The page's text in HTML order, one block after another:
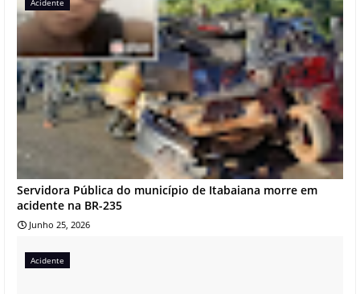
Servidora Pública do município de Itabaiana morre em
acidente na BR-235
Junho 25, 2026
Acidente